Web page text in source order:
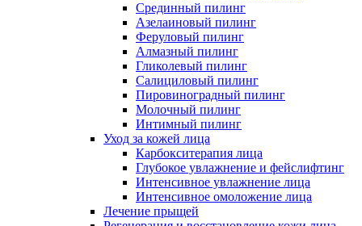
Срединный пилинг
Азелаиновый пилинг
Феруловый пилинг
Алмазный пилинг
Гликолевый пилинг
Салициловый пилинг
Пировиноградный пилинг
Молочный пилинг
Интимный пилинг
Уход за кожей лица
Карбокситерапия лица
Глубокое увлажнение и фейслифтинг
Интенсивное увлажнение лица
Интенсивное омоложение лица
Лечение прыщей